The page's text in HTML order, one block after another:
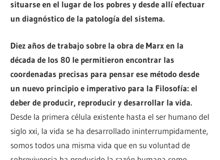
situarse en el lugar de los pobres y desde allí efectuar
un diagnóstico de la patología del sistema.
Diez años de trabajo sobre la obra de Marx en la
década de los 80 le permitieron encontrar las
coordenadas precisas para pensar ese método desde
un nuevo principio e imperativo para la Filosofía: el
deber de producir, reproducir y desarrollar la vida.
Desde la primera célula existente hasta el ser humano del
siglo xxi, la vida se ha desarrollado ininterrumpidamente,
somos todos una misma vida que en su voluntad de